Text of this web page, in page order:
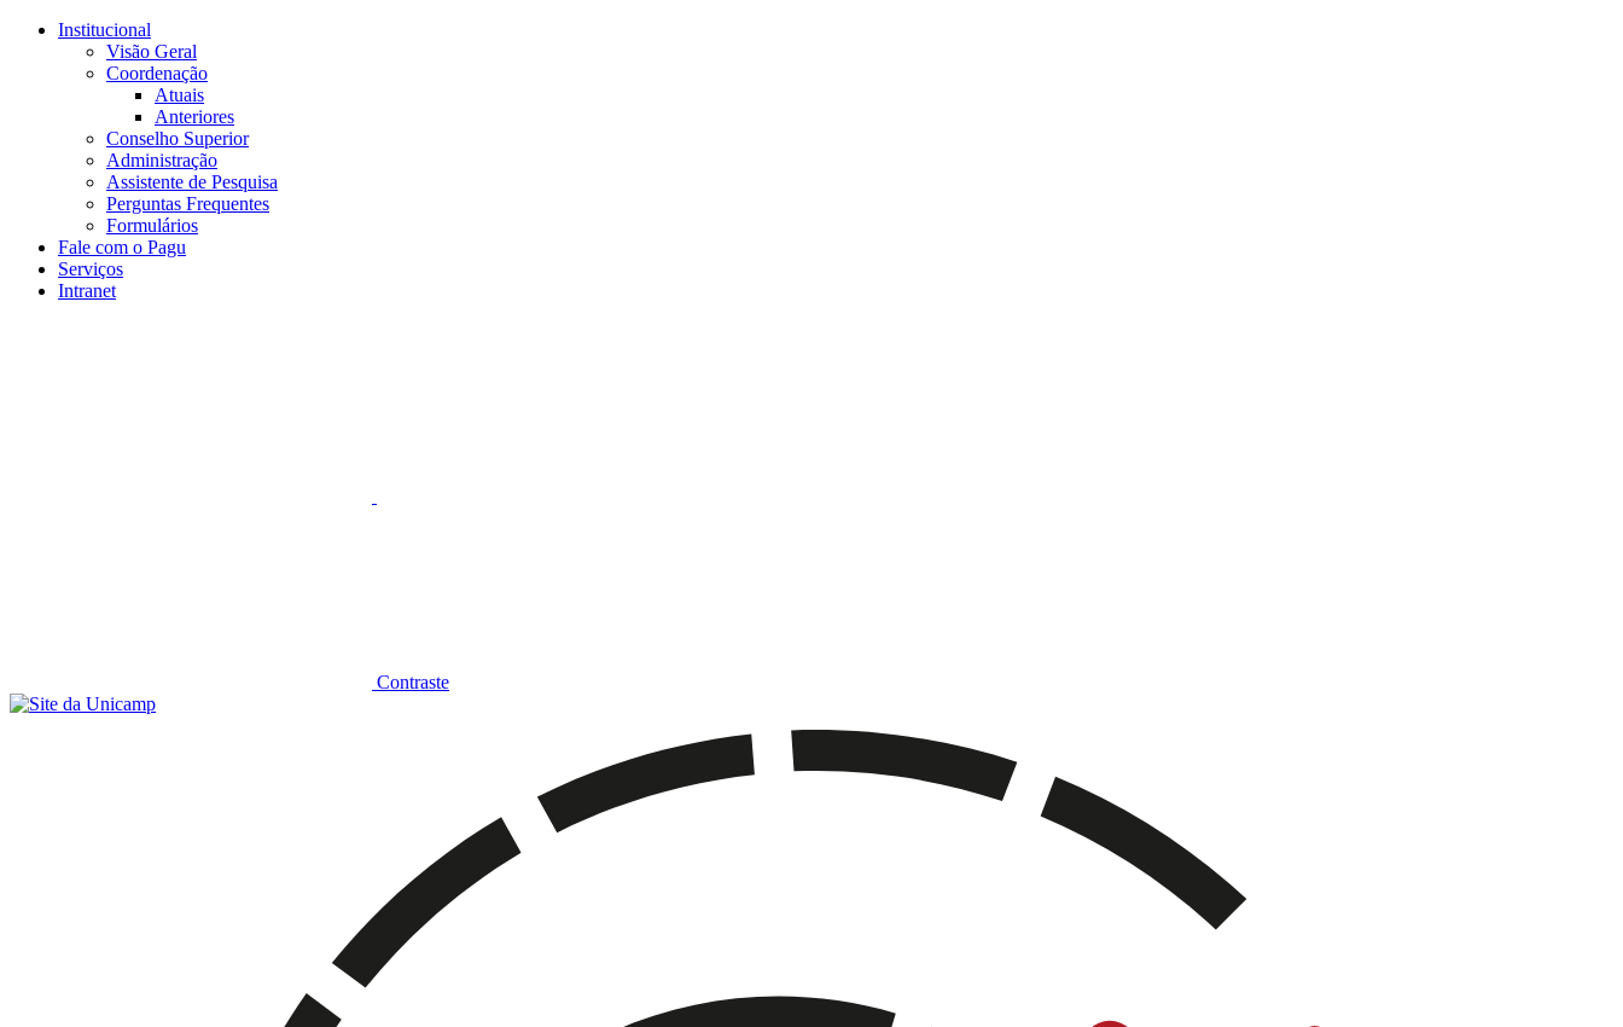
Conteúdo principal
Institucional
Visão Geral
Coordenação
Atuais
Anteriores
Conselho Superior
Administração
Assistente de Pesquisa
Perguntas Frequentes
Formulários
Fale com o Pagu
Serviços
Intranet
Contraste